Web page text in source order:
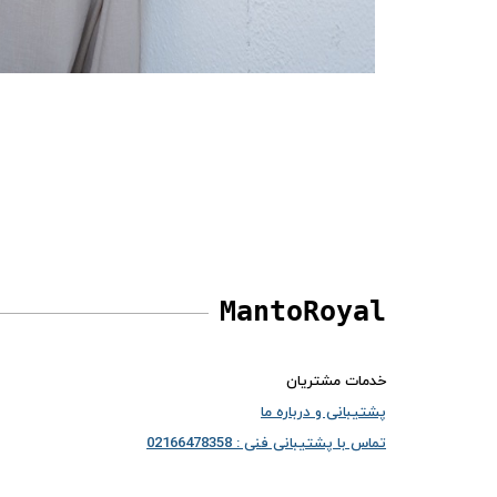
MantoRoyal
خدمات مشتریان
پشتیبانی و درباره ما
تماس با پشتیبانی فنی : 02166478358